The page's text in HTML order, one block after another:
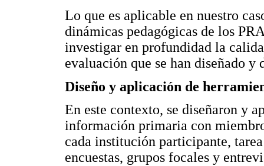
Lo que es aplicable en nuestro
dinámicas pedagógicas de los
investigar en profundidad la
evaluación que se han diseñado y
Diseño y aplicación de
En este contexto, se diseñaron y
información primaria con
cada institución participante,
encuestas, grupos focales y